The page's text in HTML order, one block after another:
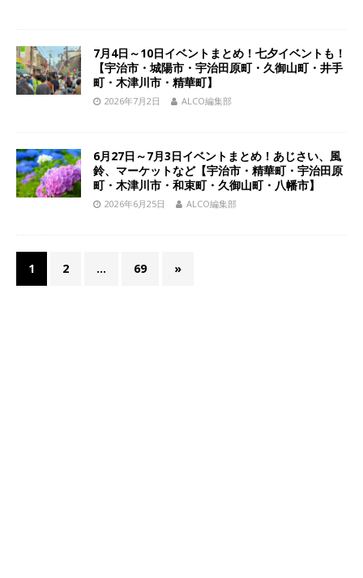
7月4日～10日イベントまとめ！七夕イベントも！
【宇治市・城陽市・宇治田原町・久御山町・井手
町・木津川市・精華町】
2026年7月2日 ALCO編集部
6月27日～7月3日イベントまとめ！あじさい、風
鈴、マーケットなど【宇治市・精華町・宇治田原
町・木津川市・和束町・久御山町・八幡市】
2026年6月25日 ALCO編集部
1 2 … 69 »